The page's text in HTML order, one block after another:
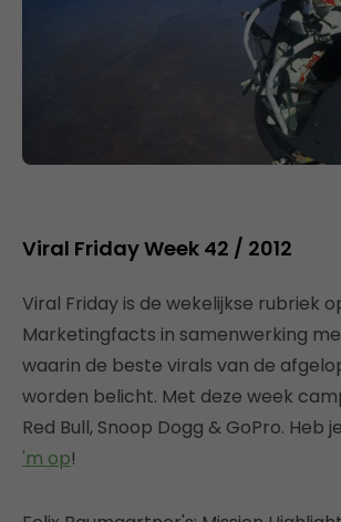
Viral Friday Week 42 / 2012
Viral Friday is de wekelijkse rubriek
Marketingfacts in samenwerking
waarin de beste virals van de
worden belicht. Met deze week
Red Bull, Snoop Dogg & GoPro. Heb
'm op!